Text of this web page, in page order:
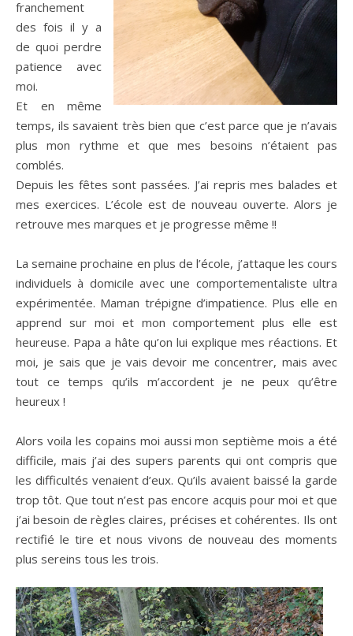
franchement
des fois il y a
de quoi perdre
patience avec
moi.
Et en même
temps, ils savaient très bien que c’est parce que je n’avais
plus mon rythme et que mes besoins n’étaient pas
comblés.
Depuis les fêtes sont passées. J’ai repris mes balades et
mes exercices. L’école est de nouveau ouverte. Alors je
retrouve mes marques et je progresse même !!
La semaine prochaine en plus de l’école, j’attaque les cours
individuels à domicile avec une comportementaliste ultra
expérimentée. Maman trépigne d’impatience. Plus elle en
apprend sur moi et mon comportement plus elle est
heureuse. Papa a hâte qu’on lui explique mes réactions. Et
moi, je sais que je vais devoir me concentrer, mais avec
tout ce temps qu’ils m’accordent je ne peux qu’être
heureux !
Alors voila les copains moi aussi mon septième mois a été
difficile, mais j’ai des supers parents qui ont compris que
les difficultés venaient d’eux. Qu’ils avaient baissé la garde
trop tôt. Que tout n’est pas encore acquis pour moi et que
j’ai besoin de règles claires, précises et cohérentes. Ils ont
rectifié le tire et nous vivons de nouveau des moments
plus sereins tous les trois.